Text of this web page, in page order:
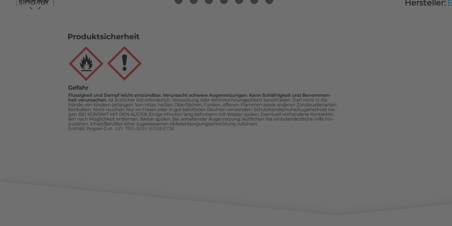
Hersteller: